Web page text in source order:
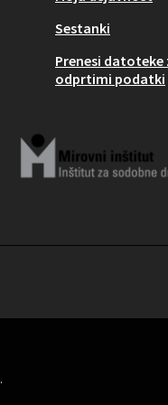
Sestanki
Prenesi datoteke
odprtimi podatki
.